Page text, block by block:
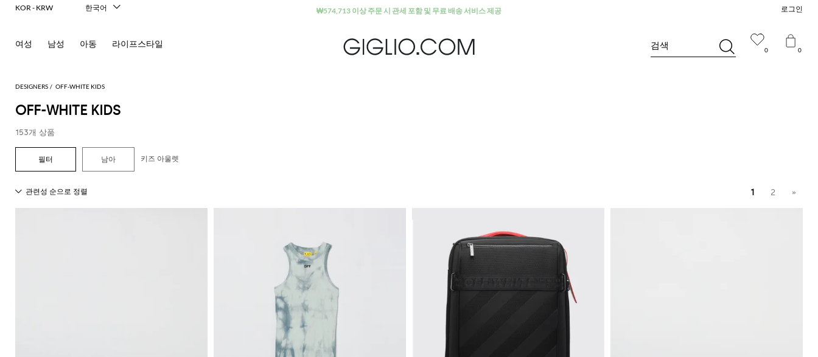
DESIGNERS OFF-WHITE KIDS
OFF-WHITE KIDS
153개 상품
남아 키즈 아울렛
1 2 »
0 0
검색
로그인
여성 남성 아동 라이프스타일
세일 상품 추가 10% 할인
KOR - KRW
한국어
Français
中文
Русский